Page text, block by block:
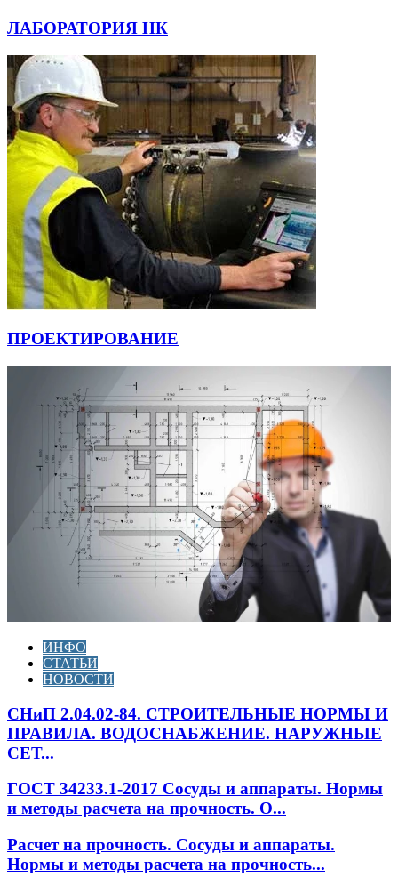
ЛАБОРАТОРИЯ НК
ПРОЕКТИРОВАНИЕ
ИНФО
СТАТЬИ
НОВОСТИ
СНиП 2.04.02-84. СТРОИТЕЛЬНЫЕ НОРМЫ И
ПРАВИЛА. ВОДОСНАБЖЕНИЕ. НАРУЖНЫЕ
СЕТ...
ГОСТ 34233.1-2017 Сосуды и аппараты. Нормы
и методы расчета на прочность. О...
Расчет на прочность. Сосуды и аппараты.
Нормы и методы расчета на прочность...